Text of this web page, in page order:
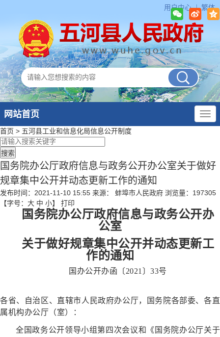
用户中心 繁体
网站首页
首页 > 五河县工业和信息化局信息公开制度
国务院办公厅政府信息与政务公开办公室关于做好
规章集中公开并动态更新工作的通知
发布时间：2021-11-10 15:55 来源： 蚌埠市人民政府 浏览量： 197305
【字号： 大 中 小】 打印
国务院办公厅政府信息与政务公开办
公室
关于做好规章集中公开并动态更新工
作的通知
国办公开办函〔2021〕33号
各省、自治区、直辖市人民政府办公厅，国务院各部委、各直
属机构办公厅（室）：
全国政务公开领导小组第四次会议和《国务院办公厅关于